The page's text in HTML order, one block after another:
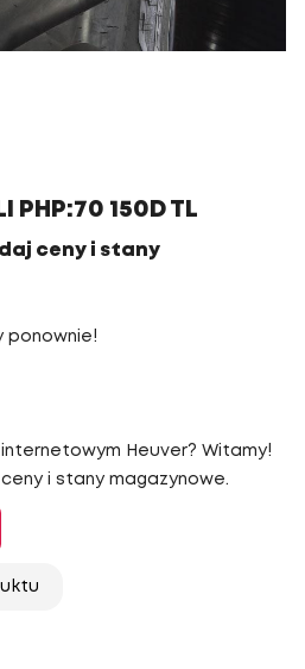
PHP:70 150D TL
ceny i stany
ponownie!
Heuver? Witamy!
i stany magazynowe.